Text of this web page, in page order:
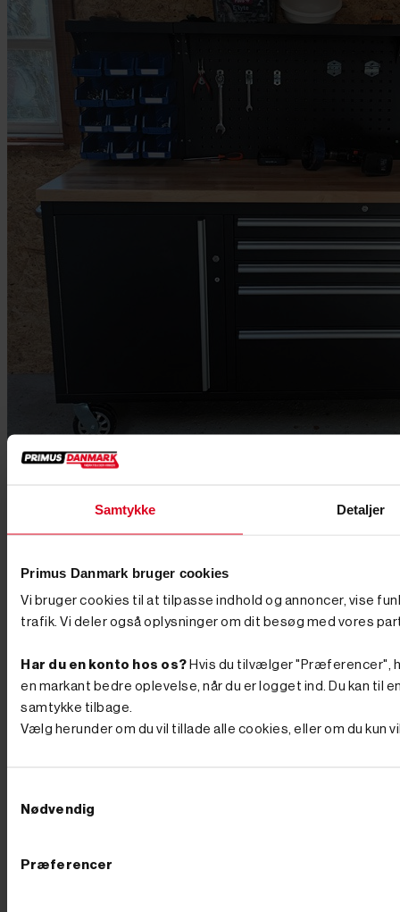
Samtykke Detaljer
Primus Danmark bruger cookies
Vi bruger cookies til at tilpasse indhold og annoncer, vise
trafik. Vi deler også oplysninger om dit besøg med vores
Har du en konto hos os? Hvis du tilvælger "Præferencer",
en markant bedre oplevelse, når du er logget ind. Du kan
samtykke tilbage.
Vælg herunder om du vil tillade alle cookies, eller om du kun
Nødvendig
Præferencer